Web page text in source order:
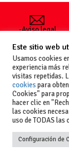
-Aviso legal
generales
de uso
-Política de
privacidad
-Política de
cookies
Este sitio web
Usamos cookies
experiencia más
visitas repetidas.
cookies para
Cookies" para
hacer clic en
las cookies
uso de TODAS las
Configuración de